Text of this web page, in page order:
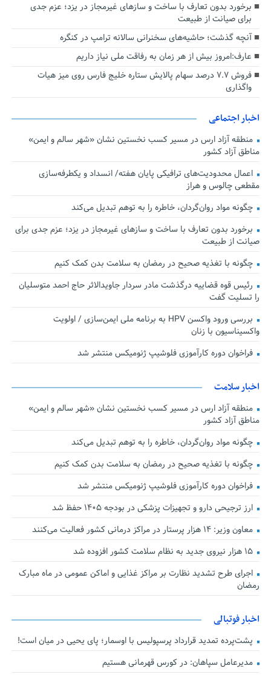
برخورد بدون تعارف با ساخت‌ و سازهای غیرمجاز در یزد؛ عزم جدی
برای صیانت از طبیعت
آنچه گذشت؛ حاشیه‌های سخنرانی سالانه ترامپ در کنگره
عارف:امروز بیش از هر زمان به رفاقت ملی نیاز داریم
فروش ۷.۷ درصد سهام پالایش ستاره خلیج فارس روی میز هیات
واگذاری
اخبار اجتماعی
منطقه آزاد ارس در مسیر کسب نخستین نشان «شهر سالم و ایمن»
مناطق آزاد کشور
اعمال محدودیت‌های ترافیکی پایان هفته/ انسداد و یکطرفه‌سازی
مقطعی چالوس و هراز
چگونه مواد روان‌گردان، خاطره را به توهم تبدیل می‌کند
برخورد بدون تعارف با ساخت‌ و سازهای غیرمجاز در یزد؛ عزم جدی برای
صیانت از طبیعت
چگونه با تغذیه صحیح در رمضان به سلامت بدن کمک کنیم
رئیس قوه قضاییه درگذشت مادر سردار جاویدالاثر حاج احمد متوسلیان
را تسلیت گفت
بررسی ورود واکسن HPV به برنامه ملی ایمن‌سازی / اولویت
واکسیناسیون با زنان
فراخوان دوره کارآموزی فلوشیپ ژنومیکس منتشر شد
اخبار سلامت
منطقه آزاد ارس در مسیر کسب نخستین نشان «شهر سالم و ایمن»
مناطق آزاد کشور
چگونه مواد روان‌گردان، خاطره را به توهم تبدیل می‌کند
چگونه با تغذیه صحیح در رمضان به سلامت بدن کمک کنیم
فراخوان دوره کارآموزی فلوشیپ ژنومیکس منتشر شد
ارز ترجیحی دارو و تجهیزات پزشکی در بودجه ۱۴۰۵ حفظ شد
معاون وزیر: ۱۴ هزار پرستار در مراکز درمانی کشور فعالیت می‌کنند
۱۵ هزار نیروی جدید به نظام سلامت کشور افزوده شد
اجرای طرح تشدید نظارت بر مراکز غذایی و اماکن عمومی در ماه مبارک
رمضان
اخبار فوتبالی
پشت‌پرده تمدید قرارداد پرسپولیس با اوسمار؛ پای یحیی در میان است!
مدیرعامل سپاهان: در کورس قهرمانی هستیم